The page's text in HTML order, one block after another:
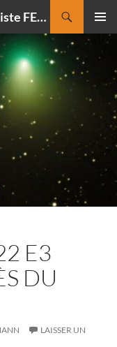
CIELMANIA : le blog de Jean-Baptiste FELDMANN, photographe du ciel
MENU
E3
DU
LAISSER UN